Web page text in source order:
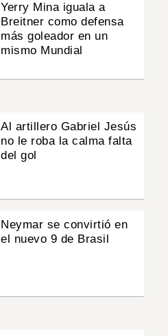
Yerry Mina iguala a
Breitner como defensa
más goleador en un
mismo Mundial
Al artillero Gabriel Jesús
no le roba la calma falta
del gol
Neymar se convirtió en
el nuevo 9 de Brasil